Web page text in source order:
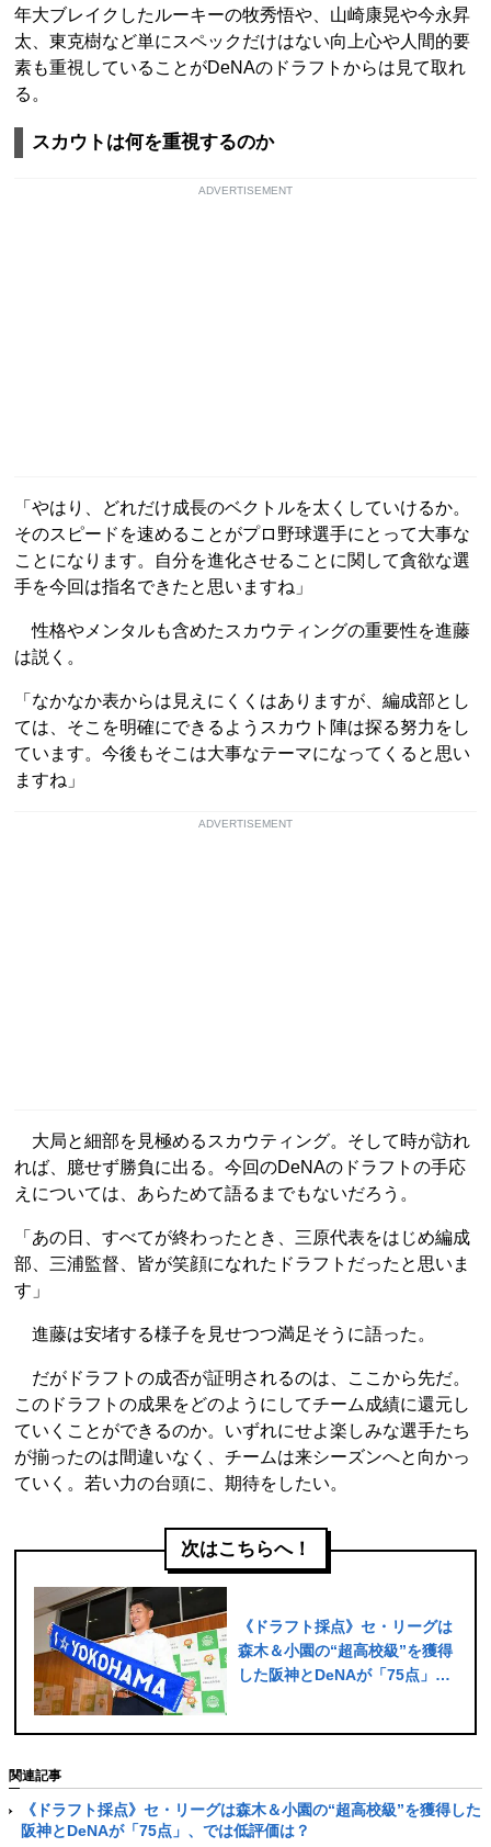
年大ブレイクしたルーキーの牧秀悟や、山崎康晃や今永昇
太、東克樹など単にスペックだけはない向上心や人間的要
素も重視していることがDeNAのドラフトからは見て取れ
る。
スカウトは何を重視するのか
ADVERTISEMENT
「やはり、どれだけ成長のベクトルを太くしていけるか。
そのスピードを速めることがプロ野球選手にとって大事な
ことになります。自分を進化させることに関して貪欲な選
手を今回は指名できたと思いますね」
性格やメンタルも含めたスカウティングの重要性を進藤
は説く。
「なかなか表からは見えにくくはありますが、編成部とし
ては、そこを明確にできるようスカウト陣は探る努力をし
ています。今後もそこは大事なテーマになってくると思い
ますね」
ADVERTISEMENT
大局と細部を見極めるスカウティング。そして時が訪れ
れば、臆せず勝負に出る。今回のDeNAのドラフトの手応
えについては、あらためて語るまでもないだろう。
「あの日、すべてが終わったとき、三原代表をはじめ編成
部、三浦監督、皆が笑顔になれたドラフトだったと思いま
す」
進藤は安堵する様子を見せつつ満足そうに語った。
だがドラフトの成否が証明されるのは、ここから先だ。
このドラフトの成果をどのようにしてチーム成績に還元し
ていくことができるのか。いずれにせよ楽しみな選手たち
が揃ったのは間違いなく、チームは来シーズンへと向かっ
ていく。若い力の台頭に、期待をしたい。
次はこちらへ！
《ドラフト採点》セ・リーグは
森木＆小園の“超高校級”を獲得
した阪神とDeNAが「75点」、
関連記事
《ドラフト採点》セ・リーグは森木＆小園の“超高校級”を獲得した
阪神とDeNAが「75点」、では低評価は？